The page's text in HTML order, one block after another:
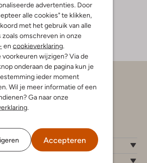
advertenties. Door
alle cookies" te klikken,
met het gebruik van alle
zoals omschreven in onze
en cookieverklaring.
voorkeuren wijzigen? Via de
onderaan de pagina kun je
ieder moment
Wil je meer informatie of een
Ga naar onze
.
Accepteren
Jassen Meisjes
- 19:00 uur